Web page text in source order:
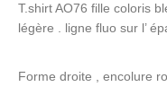
Vêtements Garçons
T.shirt AO76 fille coloris
légère . ligne fluo sur l’
Forme droite , encolure